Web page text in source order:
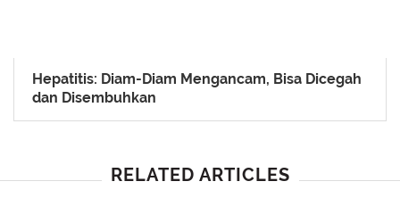
Hepatitis: Diam-Diam Mengancam, Bisa Dicegah
dan Disembuhkan
RELATED ARTICLES